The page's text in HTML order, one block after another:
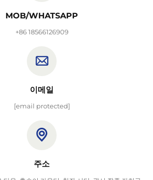
MOB/WHATSAPP
+86 18566126909
이메일
[email protected]
주소